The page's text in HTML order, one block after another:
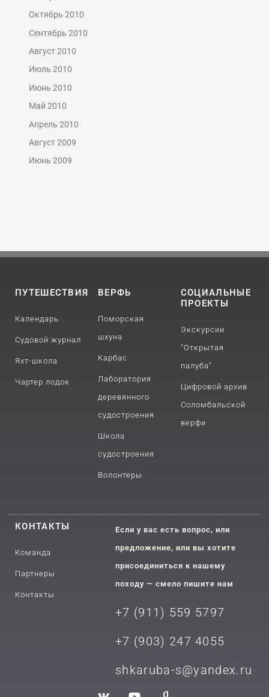
Октябрь 2010
Сентябрь 2010
Август 2010
Июль 2010
Июнь 2010
Май 2010
Апрель 2010
Август 2009
Июнь 2009
ПУТЕШЕСТВИЯ
Календарь
Судовой журнал
Яхт-школа
Чартер лодок
ВЕРФЬ
Поморская
шхуна
Карбас
Лаборатория
деревянного
судостроения
Школа
судостроения
Волонтеры
СОЦИАЛЬНЫЕ
ПРОЕКТЫ
Экскурсии
"Открытая
палуба"
Цифровой архив
Соломбальской
верфи
КОНТАКТЫ
Команда
Партнеры
Контакты
Если у вас есть вопрос, или
предложение, или вы хотите
присоединиться к нашему
походу — смело пишите нам
+7 (911) 559 5797
+7 (903) 247 4055
shkaruba-s@yandex.ru